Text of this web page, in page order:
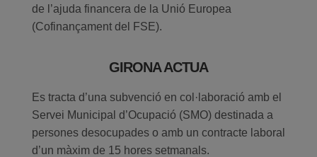
de l’ajuda financera de la Unió Europea
(Cofinançament del FSE).
GIRONA ACTUA
Es tracta d’una subvenció en col·laboració amb el
Servei Municipal d’Ocupació (SMO) destinada a
persones desocupades o amb un contracte laboral
d’un màxim de 15 hores setmanals.